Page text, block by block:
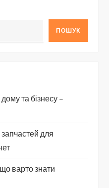
ПОШУК
та бізнесу –
для
варто знати